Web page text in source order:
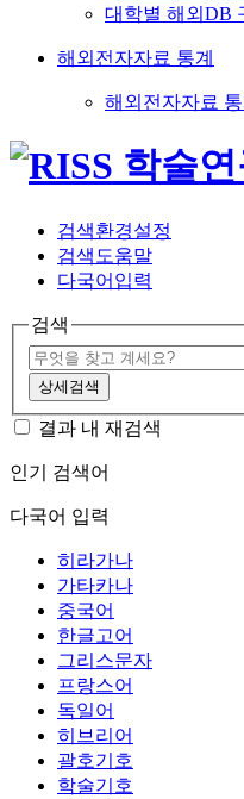
대학별 해외DB
해외전자자료 통계
해외전자자료 통
검색환경설정
검색도움말
다국어입력
검색
상세검색
결과 내 재검색
인기 검색어
다국어 입력
히라가나
가타카나
중국어
한글고어
그리스문자
프랑스어
독일어
히브리어
괄호기호
학술기호